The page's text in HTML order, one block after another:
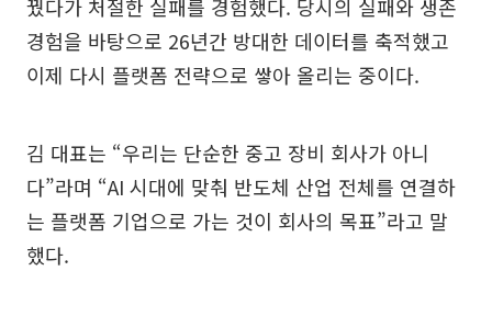
꿨다가 처절한 실패를 경험했다. 당시의 실패와 생존
경험을 바탕으로 26년간 방대한 데이터를 축적했고
이제 다시 플랫폼 전략으로 쌓아 올리는 중이다.
김 대표는 “우리는 단순한 중고 장비 회사가 아니
다”라며 “AI 시대에 맞춰 반도체 산업 전체를 연결하
는 플랫폼 기업으로 가는 것이 회사의 목표”라고 말
했다.